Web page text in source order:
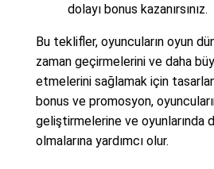
dolayı bonus kazanırsınız.
Bu teklifler, oyuncuların oyun
zaman geçirmelerini ve daha
etmelerini sağlamak için
bonus ve promosyon,
geliştirmelerine ve oyunlarında
olmalarına yardımcı olur.